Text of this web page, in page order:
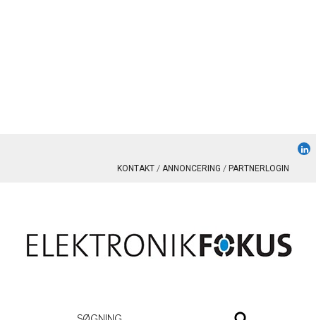
KONTAKT ANNONCERING PARTNERLOGIN